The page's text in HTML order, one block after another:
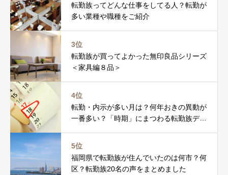
転勤族ってどんな仕事をしてる人？転勤が
多い業種や職種をご紹介
3位
転勤族が買ってよかった無印良品シリーズ
＜家具編８品＞
4位
転勤・内示が多い月は？何年おきの異動が
一番多い？「時期」にまつわる転勤族デー
5位
福岡県で転勤族が住んでいたのは何市？何
区？転勤族20名の声をまとめました